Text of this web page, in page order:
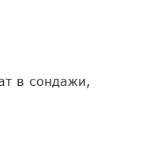
в сондажи,